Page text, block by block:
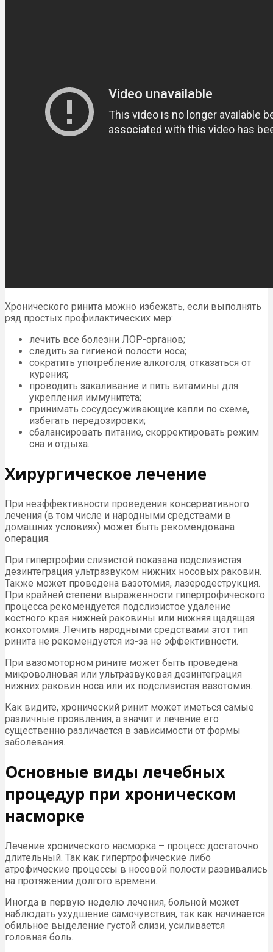
Хронического ринита можно избежать, если выполнять
ряд простых профилактических мер:
лечить все болезни ЛОР-органов;
следить за гигиеной полости носа;
сократить употребление алкоголя, отказаться от
курения;
проводить закаливание и пить витамины для
укрепления иммунитета;
принимать сосудосуживающие капли по схеме,
избегать передозировки;
сбалансировать питание, скорректировать режим
сна и отдыха.
Хирургическое лечение
При неэффективности проведения консервативного
лечения (в том числе и народными средствами в
домашних условиях) может быть рекомендована
операция.
При гипертрофии слизистой показана подслизистая
дезинтеграция ультразвуком нижних носовых раковин.
Также может проведена вазотомия, лазеродеструкция.
При крайней степени выраженности гипертрофического
процесса рекомендуется подслизистое удаление
костного края нижней раковины или нижняя щадящая
конхотомия. Лечить народными средствами этот тип
ринита не рекомендуется из-за не эффективности.
При вазомоторном рините может быть проведена
микроволновая или ультразвуковая дезинтеграция
нижних раковин носа или их подслизистая вазотомия.
Как видите, хронический ринит может иметься самые
различные проявления, а значит и лечение его
существенно различается в зависимости от формы
заболевания.
Основные виды лечебных
процедур при хроническом
насморке
Лечение хронического насморка – процесс достаточно
длительный. Так как гипертрофические либо
атрофические процессы в носовой полости развивались
на протяжении долгого времени.
Иногда в первую неделю лечения, больной может
наблюдать ухудшение самочувствия, так как начинается
обильное выделение густой слизи, усиливается
головная боль.